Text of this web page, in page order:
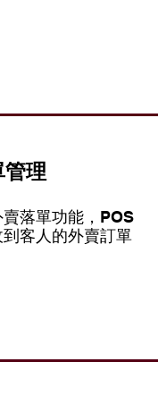
理
落單功能，POS
客人的外賣訂單